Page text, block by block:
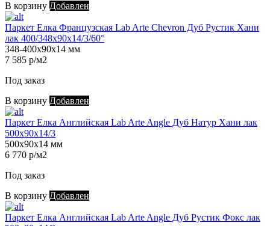
В корзину Добавлен
Паркет Елка Французская Lab Arte Chevron Дуб Рустик Хани
лак 400/348х90х14/3/60°
348-400х90х14 мм
7 585 р/м2
Под заказ
В корзину Добавлен
Паркет Елка Английская Lab Arte Angle Дуб Натур Хани лак
500х90х14/3
500х90х14 мм
6 770 р/м2
Под заказ
В корзину Добавлен
Паркет Елка Английская Lab Arte Angle Дуб Рустик Фокс лак